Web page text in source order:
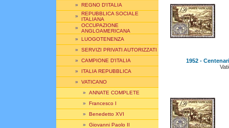
» REGNO D'ITALIA
» REPUBBLICA SOCIALE
ITALIANA
» OCCUPAZIONE
ANGLOAMERICANA
» LUOGOTENENZA
» SERVIZI PRIVATI AUTORIZZATI
» CAMPIONE D'ITALIA
» ITALIA REPUBBLICA
» VATICANO
» ANNATE COMPLETE
» Francesco I
» Benedetto XVI
» Giovanni Paolo II
1952 -